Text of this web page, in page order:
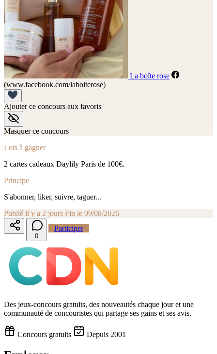
La boîte rose
(www.facebook.com/laboiterose)
Ajouter ce concours aux favoris
Masquer ce concours
Lots à gagner
2 cartes cadeaux Daylily Paris de 100€.
Principe
S'abonner, liker, suivre, taguer...
Publié il y a 2 jours Fin le 09/08/2026
0
Participer
Des jeux-concours gratuits, des nouveautés chaque jour et une
communauté de concouristes qui partage ses gains et ses avis.
Concours gratuits Depuis 2001